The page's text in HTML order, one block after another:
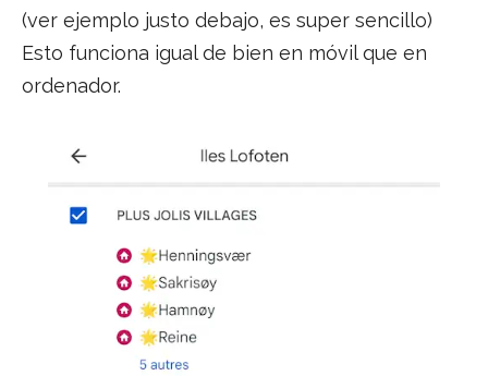
(ver ejemplo justo debajo, es super sencillo)
Esto funciona igual de bien en móvil que en
ordenador.